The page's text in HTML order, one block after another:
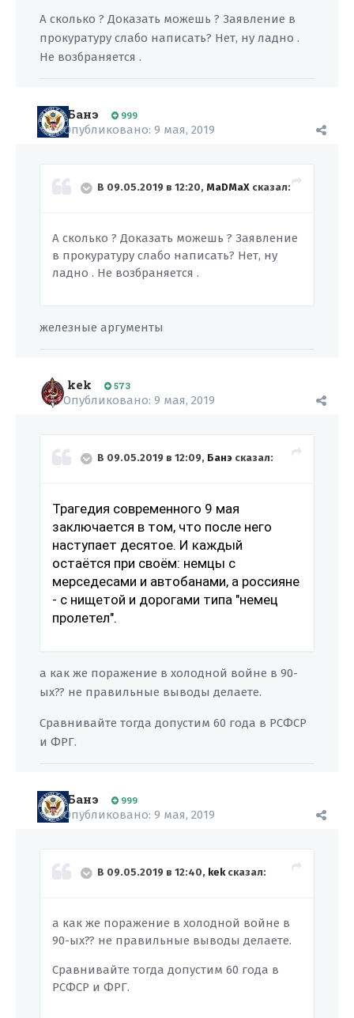
А сколько ? Доказать можешь ? Заявление в
прокуратуру слабо написать? Нет, ну ладно .
Не возбраняется .
Банэ 999
Опубликовано: 9 мая, 2019
В 09.05.2019 в 12:20, MaDMaX сказал:
А сколько ? Доказать можешь ? Заявление
в прокуратуру слабо написать? Нет, ну
ладно . Не возбраняется .
железные аргументы
kek 573
Опубликовано: 9 мая, 2019
В 09.05.2019 в 12:09, Банэ сказал:
Трагедия современного 9 мая
заключается в том, что после него
наступает десятое. И каждый
остаётся при своём: немцы с
мерседесами и автобанами, а россияне
- с нищетой и дорогами типа "немец
пролетел".
а как же поражение в холодной войне в 90-
ых?? не правильные выводы делаете.
Сравнивайте тогда допустим 60 года в РСФСР
и ФРГ.
Банэ 999
Опубликовано: 9 мая, 2019
В 09.05.2019 в 12:40, kekсказал:
а как же поражение в холодной войне в
90-ых?? не правильные выводы делаете.
Сравнивайте тогда допустим 60 года в
РСФСР и ФРГ.